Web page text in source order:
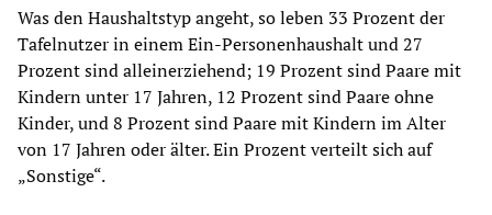
Was den Haushaltstyp angeht, so leben 33 Prozent der
Tafelnutzer in einem Ein-Personenhaushalt und 27
Prozent sind alleinerziehend; 19 Prozent sind Paare mit
Kindern unter 17 Jahren, 12 Prozent sind Paare ohne
Kinder, und 8 Prozent sind Paare mit Kindern im Alter
von 17 Jahren oder älter. Ein Prozent verteilt sich auf
„Sonstige“.